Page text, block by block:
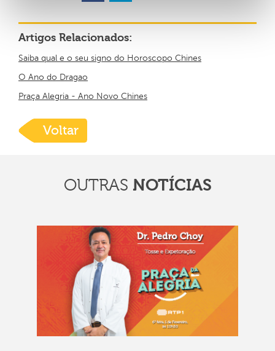
Artigos Relacionados:
Saiba qual e o seu signo do Horoscopo Chines
O Ano do Dragao
Praça Alegria - Ano Novo Chines
Voltar
OUTRAS NOTÍCIAS